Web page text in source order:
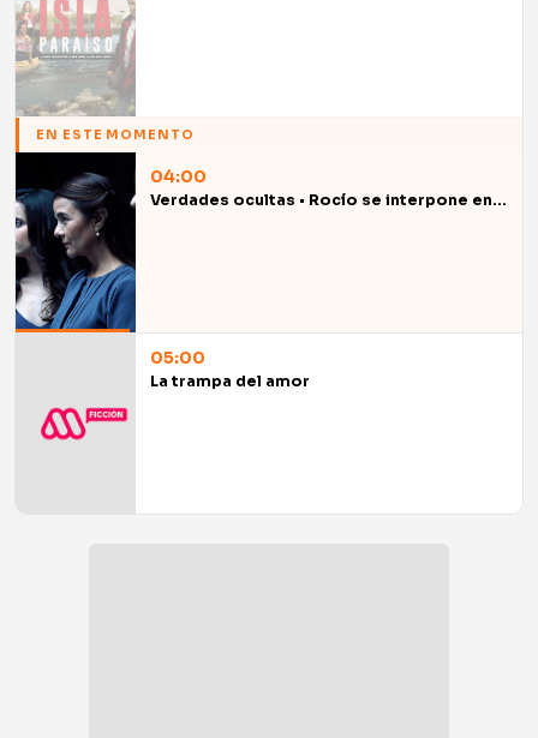
EN ESTE MOMENTO
04:00
Verdades ocultas • Rocío se interpone en la fuga de Gaspar
05:00
La trampa del amor